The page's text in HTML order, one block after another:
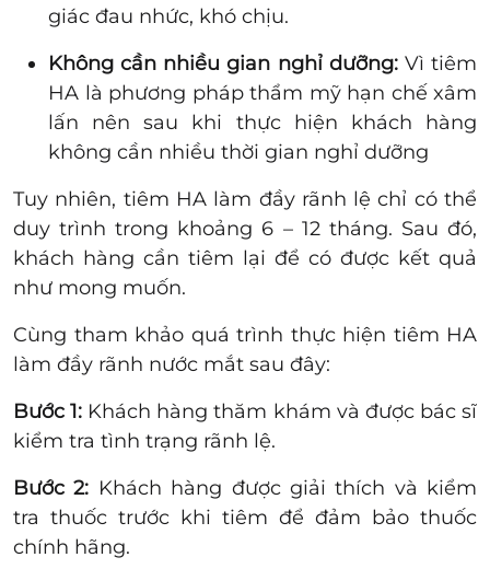
giác đau nhức, khó chịu.
Không cần nhiều gian nghỉ dưỡng:Vì tiêm
HA là phương pháp thẩm mỹ hạn chế xâm
lấn nên sau khi thực hiện khách hàng
không cần nhiều thời gian nghỉ dưỡng
Tuy nhiên, tiêm HA làm đầy rãnh lệ chỉ có thể
duy trình trong khoảng 6 – 12 tháng. Sau đó,
khách hàng cần tiêm lại để có được kết quả
như mong muốn.
Cùng tham khảo quá trình thực hiện tiêm HA
làm đầy rãnh nước mắt sau đây:
Bước 1: Khách hàng thăm khám và được bác sĩ
kiểm tra tình trạng rãnh lệ.
Bước 2: Khách hàng được giải thích và kiểm
tra thuốc trước khi tiêm để đảm bảo thuốc
chính hãng.